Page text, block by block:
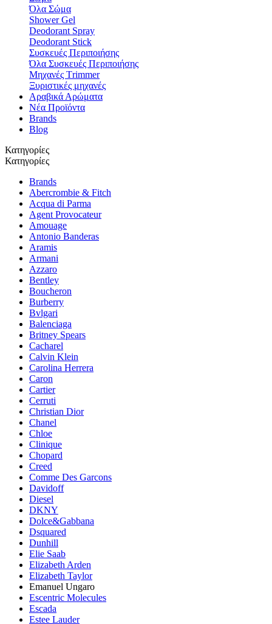
Όλα Σώμα
Shower Gel
Deodorant Spray
Deodorant Stick
Συσκευές Περιποιήσης
Όλα Συσκευές Περιποιήσης
Μηχανές Τrimmer
Ξυριστικές μηχανές
Αραβικά Αρώματα
Νέα Προϊόντα
Brands
Blog
Κατηγορίες
Κατηγορίες
Brands
Abercrombie & Fitch
Acqua di Parma
Agent Provocateur
Amouage
Antonio Banderas
Aramis
Armani
Azzaro
Bentley
Boucheron
Burberry
Bvlgari
Balenciaga
Britney Spears
Cacharel
Calvin Klein
Carolina Herrera
Caron
Cartier
Cerruti
Christian Dior
Chanel
Chloe
Clinique
Chopard
Creed
Comme Des Garcons
Davidoff
Diesel
DKNY
Dolce&Gabbana
Dsquared
Dunhill
Elie Saab
Elizabeth Arden
Elizabeth Taylor
Emanuel Ungaro
Escentric Molecules
Escada
Estee Lauder